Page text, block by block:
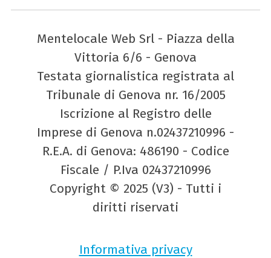
Mentelocale Web Srl - Piazza della
Vittoria 6/6 - Genova
Testata giornalistica registrata al
Tribunale di Genova nr. 16/2005
Iscrizione al Registro delle
Imprese di Genova n.02437210996 -
R.E.A. di Genova: 486190 - Codice
Fiscale / P.Iva 02437210996
Copyright © 2025 (V3) - Tutti i
diritti riservati
Informativa privacy